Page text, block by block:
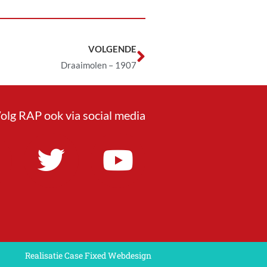
VOLGENDE
Draaimolen – 1907
RAP ook via social media
Realisatie Case Fixed Webdesign